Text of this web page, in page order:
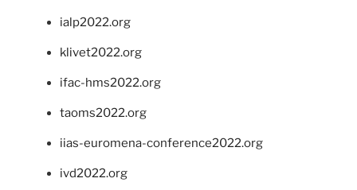
ialp2022.org
klivet2022.org
ifac-hms2022.org
taoms2022.org
iias-euromena-conference2022.org
ivd2022.org